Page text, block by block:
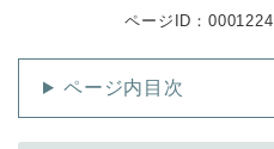
ページID：0001224
ページ内目次